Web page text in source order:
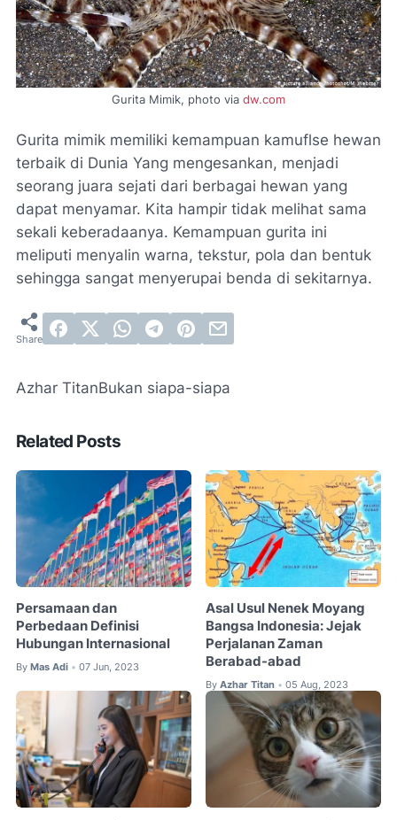
Gurita Mimik, photo via dw.com
Gurita mimik memiliki kemampuan kamuflse hewan
terbaik di Dunia Yang mengesankan, menjadi
seorang juara sejati dari berbagai hewan yang
dapat menyamar. Kita hampir tidak melihat sama
sekali keberadaanya. Kemampuan gurita ini
meliputi menyalin warna, tekstur, pola dan bentuk
sehingga sangat menyerupai benda di sekitarnya.
Azhar TitanBukan siapa-siapa
Related Posts
Persamaan dan
Perbedaan Definisi
Hubungan Internasional
By Mas Adi • 07 Jun, 2023
Asal Usul Nenek Moyang
Bangsa Indonesia: Jejak
Perjalanan Zaman
Berabad-abad
By Azhar Titan • 05 Aug, 2023